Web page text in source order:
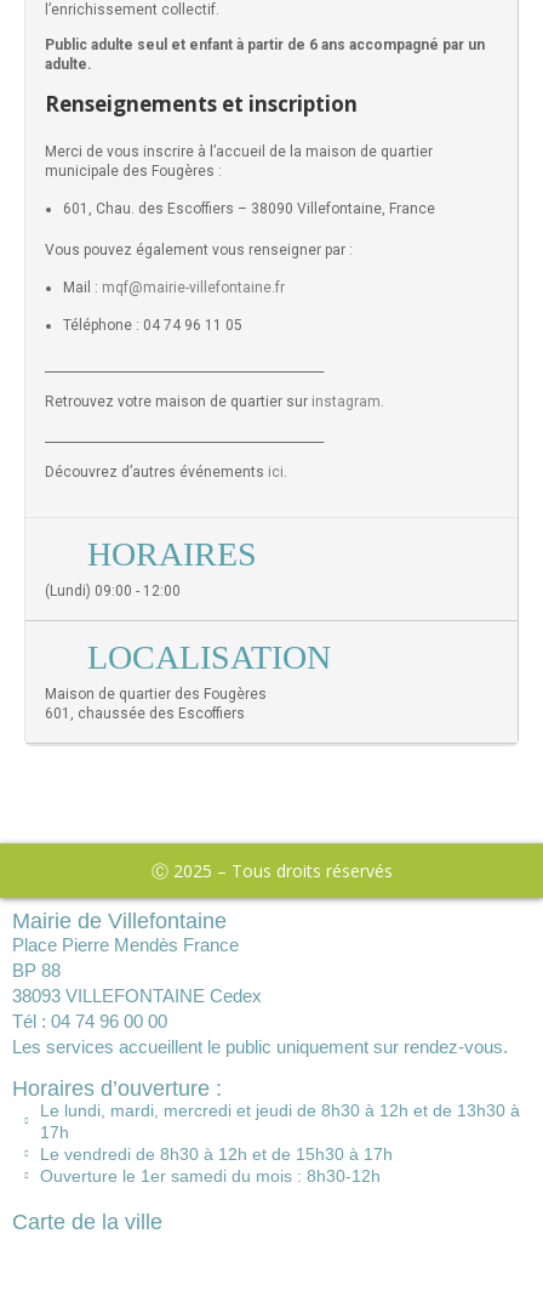
l’enrichissement collectif.
Public adulte seul et enfant à partir de 6 ans accompagné par un
adulte.
Renseignements et inscription
Merci de vous inscrire à l’accueil de la maison de quartier
municipale des Fougères :
601, Chau. des Escoffiers – 38090 Villefontaine, France
Vous pouvez également vous renseigner par :
Mail : mqf@mairie-villefontaine.fr
Téléphone : 04 74 96 11 05
Retrouvez votre maison de quartier sur instagram.
Découvrez d’autres événements ici.
HORAIRES
(Lundi) 09:00 - 12:00
LOCALISATION
Maison de quartier des Fougères
601, chaussée des Escoffiers
Ⓒ 2025 – Tous droits réservés
Mairie de Villefontaine
Place Pierre Mendès France
BP 88
38093 VILLEFONTAINE Cedex
Tél : 04 74 96 00 00
Les services accueillent le public uniquement sur rendez-vous.
Horaires d’ouverture :
Le lundi, mardi, mercredi et jeudi de 8h30 à 12h et de 13h30 à
17h
Le vendredi de 8h30 à 12h et de 15h30 à 17h
Ouverture le 1er samedi du mois : 8h30-12h
Carte de la ville